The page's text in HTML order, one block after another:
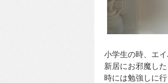
小学生の時、エ
新居にお邪魔し
時には勉強しに